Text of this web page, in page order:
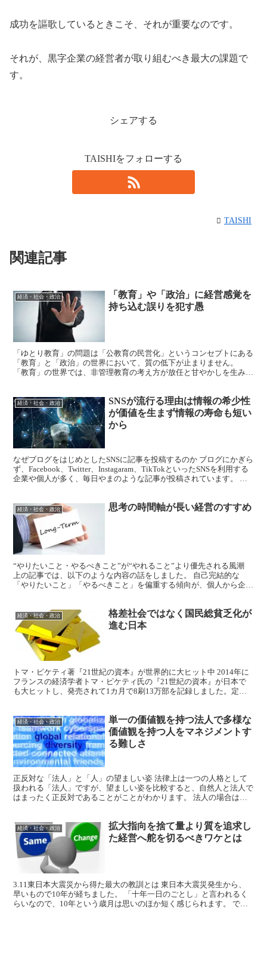
成功を謳歌しているときこそ、それが重要なのです。
それが、黒字企業の経営者が取り組むべき最大の課題で
す。
シェアする
TAISHIをフォローする
TAISHI
関連記事
経済・社会・政治
「教育」や「政治」に経営感覚を
持ち込む誤りを犯す愚
「ゆとり教育」の問題は「公教育の民営化」というコンセプトにある
「教育」と「政治」の世界において、質の低下が止まりません。
「教育」の世界では、非管理教育の考え方が放任と甘やかしを生み、
経済・社会・政治
SNSが流行る理由は情報の希少性
が価値を生まず情報の寿命も短い
から
なぜブログをはじめとしたSNSに記事を投稿するのか ブログにかぎら
ず、Facebook、Twitter、Instagaram、TikTokといったSNSを利用する
企業や個人が多く、毎日やまのような記事が投稿されています。 個
経済・社会・政治 思考の時間軸が長い経営のすすめ
“やりたいこと・やるべきこと”が“やれること”より優先される風潮
上の記事では、以下のような内容の話をしました。 自己完結的な
「やりたいこと」「やるべきこと」を偏重する傾向が、個人から企業
経済・社会・政治
格差社会ではなく国民総貧乏化が
進む日本
トマ・ピケティ著『21世紀の資本』が世界的に大ヒット中 2014年に
フランスの経済学者トマ・ピケティ氏の『21世紀の資本』が日本で
も大ヒットし、発売されて1カ月で8刷13万部を記録しました。定価
経済・社会・政治
単一の価値観を持つ法人で多様な
価値観を持つ人をマネジメントす
る難しさ
正反対な「法人」と「人」の望ましい姿 法律上は一つの人格として
扱われる「法人」ですが、望ましい姿を比較すると、自然人と法人で
はまったく正反対であることがことがわかります。 法人の場合は、
経済・社会・政治
拡大指向を捨て量より質を追求し
た経営へ舵を切るべきワケとは
3.11東日本大震災から得た最大の教訓とは 東日本大震災発生から、
早いもので10年が経ちました。 「十年一日のごとし」と言われるく
らいなので、10年という歳月は思いのほか短く感じられます。 で